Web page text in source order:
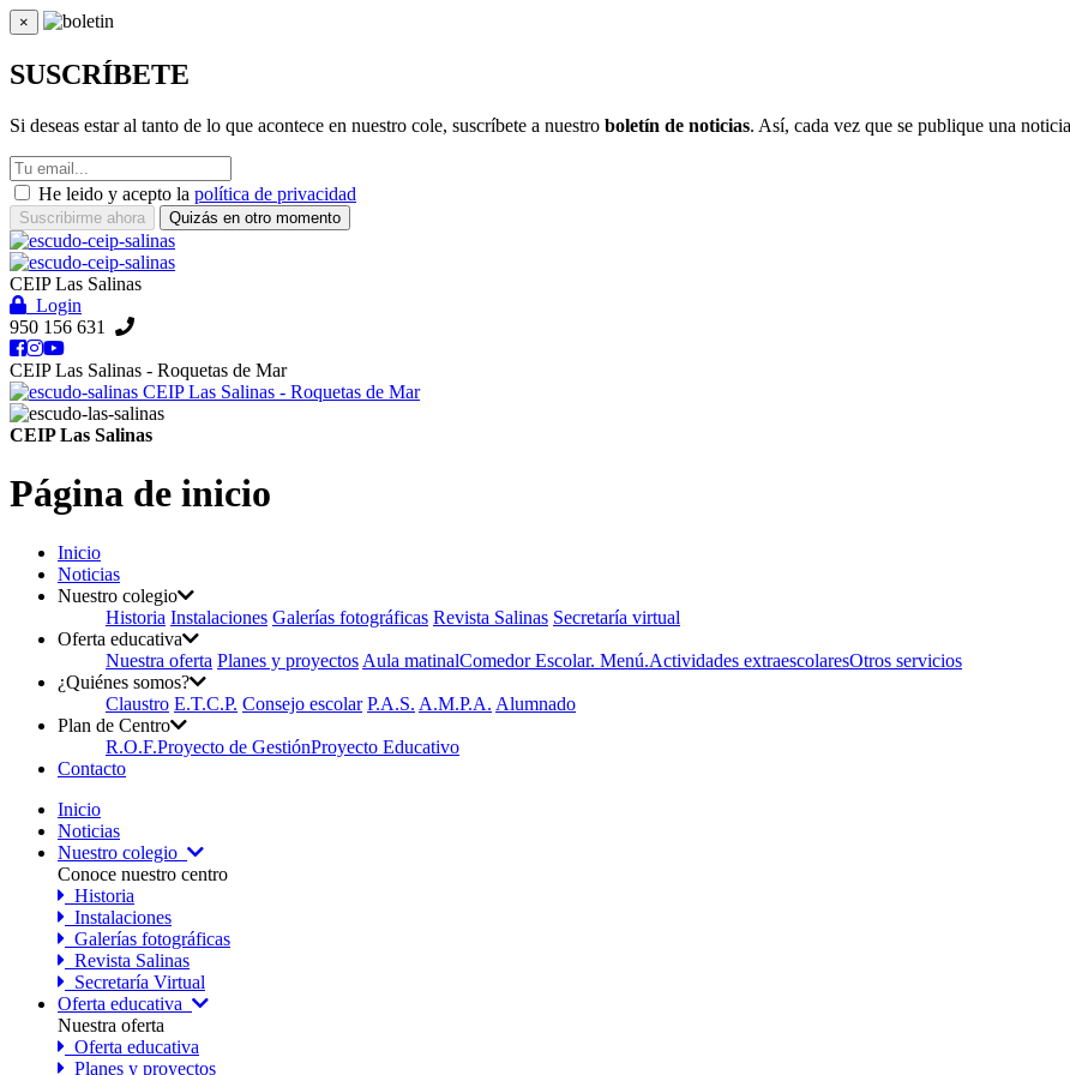
×
Cerrar
SUSCRÍBETE
Si deseas estar al tanto de lo que acontece en nuestro cole, suscríbete a nuestro boletín de noticias. Así, cada vez que se publique una
He leido y acepto la política de privacidad
Suscribirme ahora Quizás en otro momento
CEIP Las Salinas
Login
950 156 631
CEIP Las Salinas - Roquetas de Mar
CEIP Las Salinas - Roquetas de Mar
CEIP Las Salinas
Página de inicio
Inicio
Noticias
Nuestro colegio
Historia Instalaciones Galerías fotográficas Revista Salinas Secretaría virtual
Oferta educativa
Nuestra oferta Planes y proyectos Aula matinalComedor Escolar. Menú.Actividades extraescolaresOtros servicios
¿Quiénes somos?
Claustro E.T.C.P. Consejo escolar P.A.S. A.M.P.A. Alumnado
Plan de Centro
R.O.F.Proyecto de GestiónProyecto Educativo
Contacto
Inicio
Noticias
Nuestro colegio
Conoce nuestro centro
Historia
Instalaciones
Galerías fotográficas
Revista Salinas
Secretaría Virtual
Oferta educativa
Nuestra oferta
Oferta educativa
Planes y proyectos